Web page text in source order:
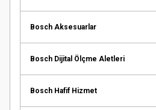
Bosch Aksesuarlar
Bosch Dijital Ölçme Aletleri
Bosch Hafif Hizmet